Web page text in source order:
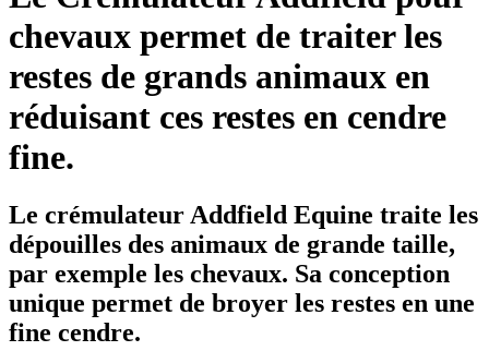
chevaux permet de traiter les
restes de grands animaux en
réduisant ces restes en cendre
fine.
Le crémulateur Addfield Equine traite les
dépouilles des animaux de grande taille,
par exemple les chevaux. Sa conception
unique permet de broyer les restes en une
fine cendre.